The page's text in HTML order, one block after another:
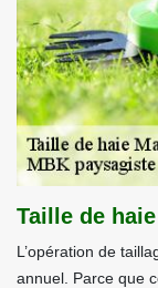
Taille de haie
L’opération de
annuel. Parce que